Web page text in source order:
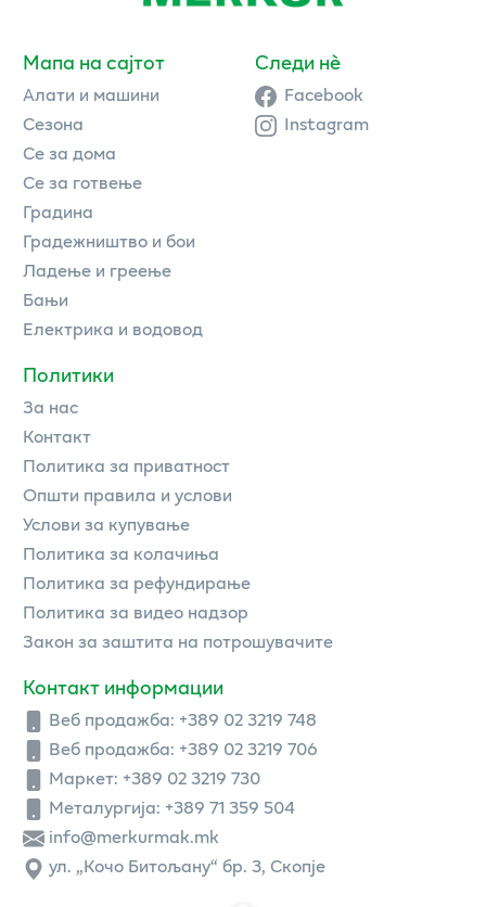
Мапа на сајтот
Алати и машини
Сезона
Се за дома
Се за готвење
Градина
Градежништво и бои
Ладење и греење
Бањи
Електрика и водовод
Политики
За нас
Контакт
Политика за приватност
Општи правила и услови
Услови за купување
Политика за колачиња
Политика за рефундирање
Политика за видео надзор
Закон за заштита на потрошувачите
Контакт информации
Веб продажба: +389 02 3219 748
Веб продажба: +389 02 3219 706
Маркет: +389 02 3219 730
Металургија: +389 71 359 504
info@merkurmak.mk
ул. „Кочо Битољану“ бр. 3, Скопје
Следи нè
Facebook
Instagram